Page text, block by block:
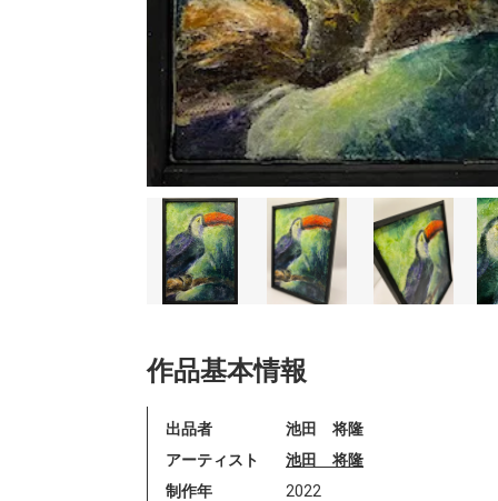
作品基本情報
出品者
池田 将隆
アーティスト
池田 将隆
制作年
2022